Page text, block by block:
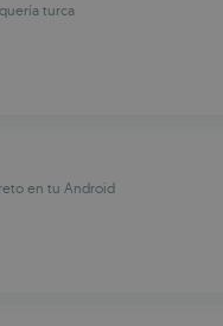
turca
en tu Android